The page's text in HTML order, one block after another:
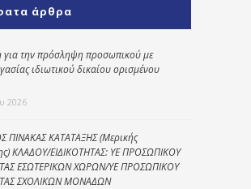
άρθρα
για την πρόσληψη προσωπικού με
ιδιωτικού δικαίου ορισμένου
2026
ΠΙΝΑΚΑΣ ΚΑΤΑΤΑΞΗΣ (Μερικής
ΚΛΑΔΟΥ/ΕΙΔΙΚΟΤΗΤΑΣ: ΥΕ ΠΡΟΣΩΠΙΚΟΥ
ΕΣΩΤΕΡΙΚΩΝ ΧΩΡΩΝ/ΥΕ ΠΡΟΣΩΠΙΚΟΥ
ΣΧΟΛΙΚΩΝ ΜΟΝΑΔΩΝ